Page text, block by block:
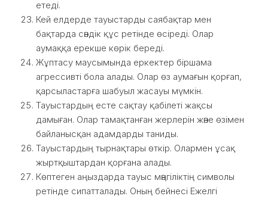
етеді.
Кей елдерде тауыстарды саябақтар мен
бақтарда сәндік құс ретінде өсіреді. Олар
аумаққа ерекше көрік береді.
Жұптасу маусымында еркектер біршама
агрессивті бола алады. Олар өз аумағын қорғап,
қарсыластарға шабуыл жасауы мүмкін.
Тауыстардың есте сақтау қабілеті жақсы
дамыған. Олар тамақтанған жерлерін және өзімен
байланысқан адамдарды таниды.
Тауыстардың тырнақтары өткір. Олармен ұсақ
жыртқыштардан қорғана алады.
Көптеген аңыздарда тауыс мәңгіліктің символы
ретінде сипатталады. Оның бейнесі Ежелгі